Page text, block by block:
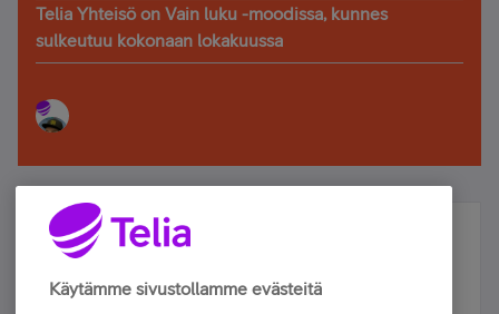
Telia Yhteisö on Vain luku -moodissa, kunnes
sulkeutuu kokonaan lokakuussa
Älä jää paitsi – osallistu ja voita!
Tilaa Telian uutiskirje ja olet mukana arvonnassa.
Käytämme sivustollamme evästeitä